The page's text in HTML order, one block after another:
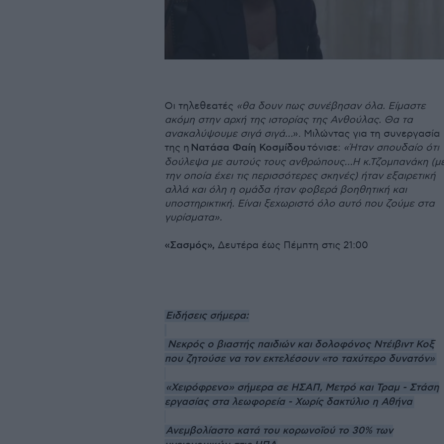
Οι τηλεθεατές «θα δουν πως συνέβησαν όλα. Είμαστε
ακόμη στην αρχή της ιστορίας της Ανθούλας. Θα τα
ανακαλύψουμε σιγά σιγά…». Μιλώντας για τη συνεργασία
της η Νατάσα Φαίη Κοσμίδουτόνισε: «Ήταν σπουδαίο ότι
δούλεψα με αυτούς τους ανθρώπους…Η κ.Τζομπανάκη
την οποία έχει τις περισσότερες σκηνές) ήταν εξαιρετική
αλλά και όλη η ομάδα ήταν φοβερά βοηθητική και
υποστηρικτική. Είναι ξεχωριστό όλο αυτό που ζούμε στα
γυρίσματα».
«Σασμός», Δευτέρα έως Πέμπτη στις 21:00
Ειδήσεις σήμερα:
Νεκρός ο βιαστής παιδιών και δολοφόνος Ντέιβιντ Κοξ
που ζητούσε να τον εκτελέσουν «το ταχύτερο δυνατόν»
«Χειρόφρενο» σήμερα σε ΗΣΑΠ, Μετρό και Τραμ - Στάση
εργασίας στα λεωφορεία - Χωρίς δακτύλιο η Αθήνα
Ανεμβολίαστο κατά του κορωνοϊού το 30% των